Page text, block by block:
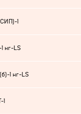
1
нг-LS
1 нг-LS
1